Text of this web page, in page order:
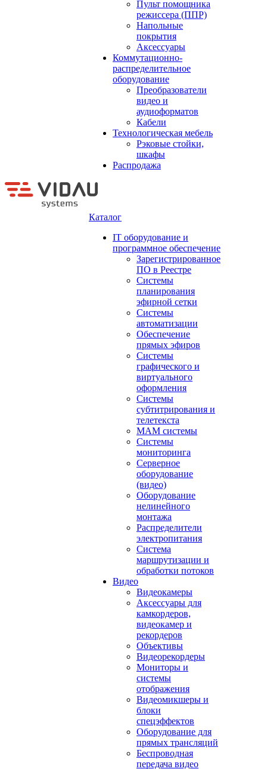
Пульт помощника
режиссера (ППР)
Напольные
покрытия
Аксессуары
Коммутационно-
распределительное
оборудование
Преобразователи
видео и
аудиоформатов
Кабели
Технологическая мебель
Рэковые стойки,
шкафы
Распродажа
Каталог
IT оборудование и
программное обеспечение
Зарегистрированное
ПО в Реестре
Системы
планирования
эфирной сетки
Системы
автоматизации
Обеспечение
прямых эфиров
Системы
графического и
виртуального
оформления
Системы
субтитрирования и
телетекста
MAM системы
Системы
мониторинга
Серверное
оборудование
(видео)
Оборудование
нелинейного
монтажа
Распределители
электропитания
Система
маршрутизации и
обработки потоков
Видео
Видеокамеры
Аксессуары для
камкордеров,
видеокамер и
рекордеров
Объективы
Видеорекордеры
Мониторы и
системы
отображения
Видеомикшеры и
блоки
спецэффектов
Оборудование для
прямых трансляций
Беспроводная
передача видео